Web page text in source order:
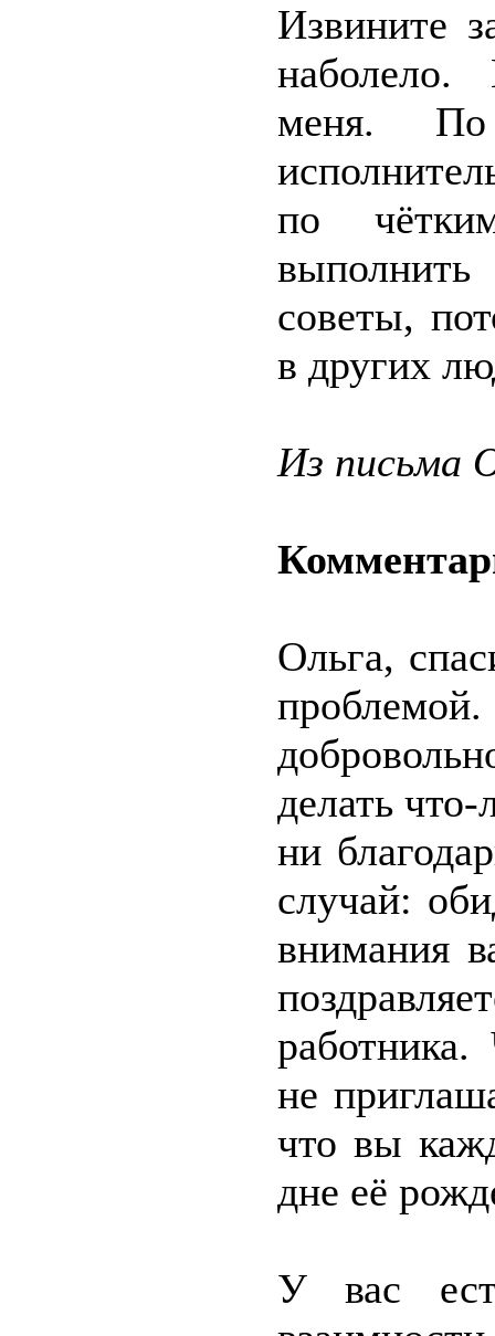
Извините
наболело.
меня.
по
советы,
в других
Из письма
Ольга,
делать
ни
случай:
внимания
не
что вы
дне её
У вас